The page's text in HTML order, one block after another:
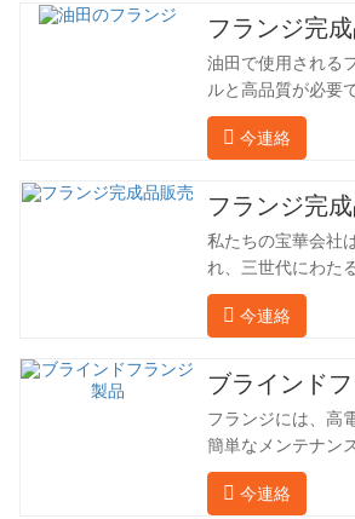
フランジ完
油田で使用される
ルと高品質が必要
油田でフランジを
（ドイツ、ロシア
社は海外の顧客と
手数料を回避して
価格を確保したい
の表はこの製品の
の簡単な紹介をさせ
料 4130-75K 硬度 207-237 内径 57.76 外
に設立され、三世
て、現在、敷地面
今連絡
フランジ完
私たちの宝華会社
れ、三世代にわた
敷地面積は 50,000
面積は 25,000 平
は 46 名です。鍛
トン。主に自動車
電、石油機械部品
金、造船機械など
リーを生産してい
は国内外向けです
今連絡
ブラインド
フランジには、高
簡単なメンテナン
利用性という恩恵
システムにとって
今連絡